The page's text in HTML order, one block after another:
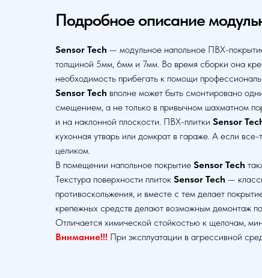
Подробное описание
Sensor Tech — модульное напольное ПВХ-
толщиной 5мм, 6мм и 7мм. Во время сборки она
необходимость прибегать к помощи
Sensor Tech вполне может быть смонтировано
смещением, а не только в привычном шахматном
и на наклонной плоскости. ПВХ-плитки Sensor
кухонная утварь или домкрат в гараже. А если
целиком.
В помещении напольное покрытие Sensor Tech
Текстура поверхности плиток Sensor Tech —
противоскольжения, и вместе с тем делает
крепежных средств делают возможным демонтаж
Отличается химической стойкостью к щелочам,
Внимание!!! При эксплуатации в агрессивной